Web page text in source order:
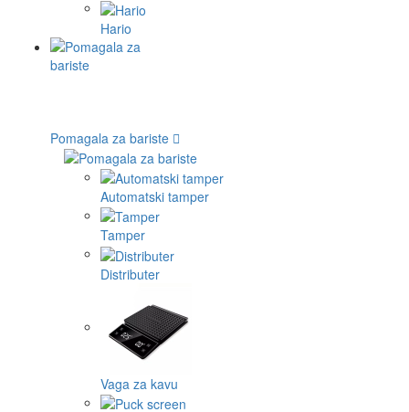
Hario
Pomagala za bariste
Automatski tamper
Tamper
Distributer
Vaga za kavu